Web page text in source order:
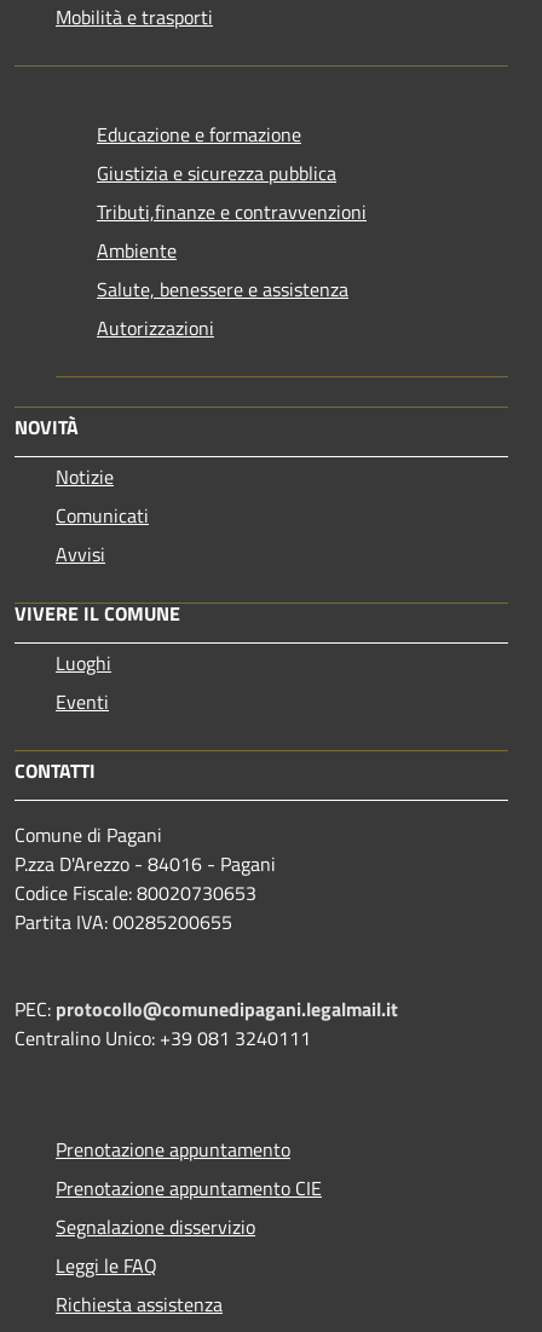
Mobilità e trasporti
Educazione e formazione
Giustizia e sicurezza pubblica
Tributi,finanze e contravvenzioni
Ambiente
Salute, benessere e assistenza
Autorizzazioni
NOVITÀ
Notizie
Comunicati
Avvisi
VIVERE IL COMUNE
Luoghi
Eventi
CONTATTI
Comune di Pagani
P.zza D'Arezzo - 84016 - Pagani
Codice Fiscale: 80020730653
Partita IVA: 00285200655
PEC: protocollo@comunedipagani.legalmail.it
Centralino Unico: +39 081 3240111
Prenotazione appuntamento
Prenotazione appuntamento CIE
Segnalazione disservizio
Leggi le FAQ
Richiesta assistenza